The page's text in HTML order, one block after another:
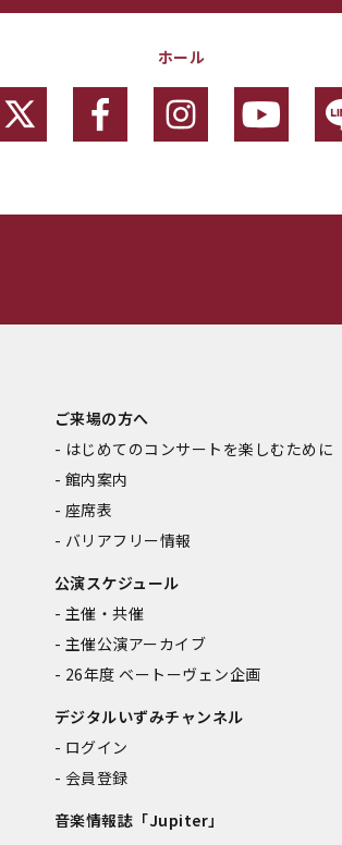
ホール
ご来場の方へ
はじめてのコンサートを楽しむために
館内案内
座席表
バリアフリー情報
公演スケジュール
主催・共催
主催公演アーカイブ
26年度 ベートーヴェン企画
デジタルいずみチャンネル
ログイン
会員登録
音楽情報誌「Jupiter」